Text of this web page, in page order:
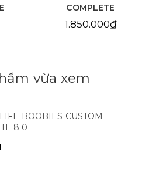
COMPLETE
1.850.000₫
vừa xem
BOOBIES CUSTOM
8.0